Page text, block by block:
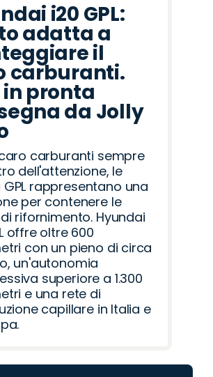
i20 GPL:
adatta a
il
carburanti.
in pronta
da Jolly
carburanti sempre
dell'attenzione, le
rappresentano una
per contenere le
rifornimento. Hyundai
offre oltre 600
con un pieno di circa
un'autonomia
superiore a 1.300
e una rete di
capillare in Italia e